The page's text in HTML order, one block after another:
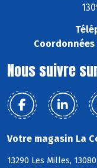
Coordonnées
Nous suivre
Votre magasin La
13290 Les Milles,